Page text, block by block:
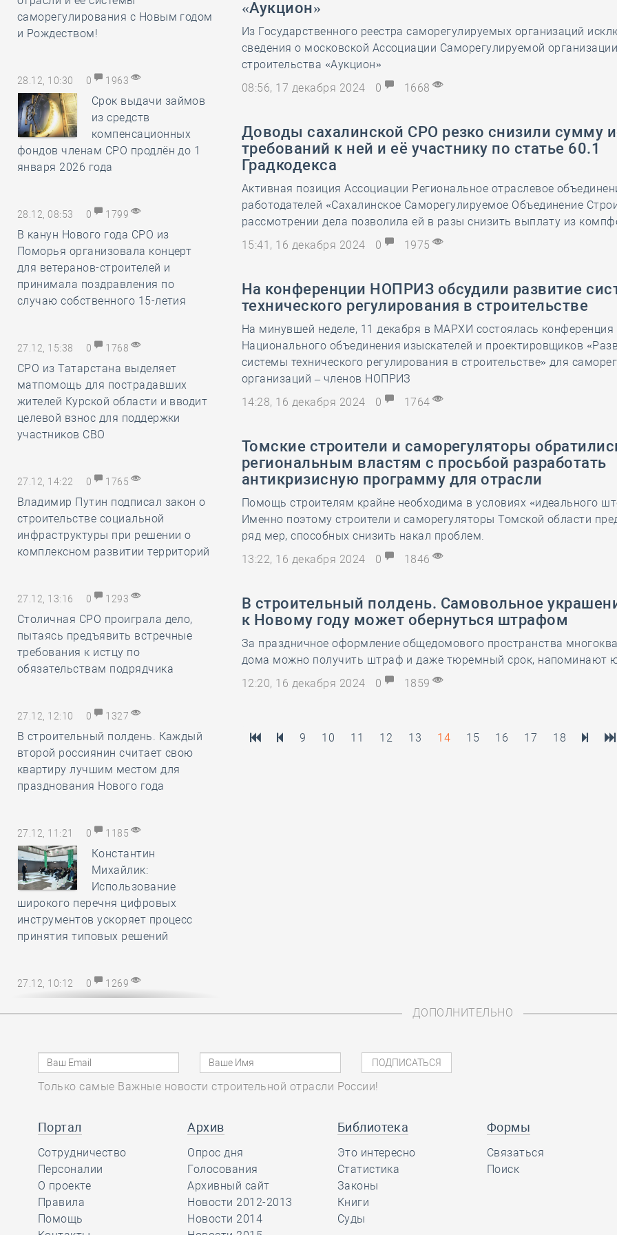
саморегулирования с Новым годом
и Рождеством!
28.12, 10:30 0 1963
Срок выдачи займов
из средств
компенсационных
фондов членам СРО продлён до 1
января 2026 года
28.12, 08:53 0 1799
В канун Нового года СРО из
Поморья организовала концерт
для ветеранов-строителей и
принимала поздравления по
случаю собственного 15-летия
27.12, 15:38 0 1768
СРО из Татарстана выделяет
матпомощь для пострадавших
жителей Курской области и вводит
целевой взнос для поддержки
участников СВО
27.12, 14:22 0 1765
Владимир Путин подписал закон о
строительстве социальной
инфраструктуры при решении о
комплексном развитии территорий
27.12, 13:16 0 1293
Столичная СРО проиграла дело,
пытаясь предъявить встречные
требования к истцу по
обязательствам подрядчика
27.12, 12:10 0 1327
В строительный полдень. Каждый
второй россиянин считает свою
квартиру лучшим местом для
празднования Нового года
27.12, 11:21 0 1185
Константин
Михайлик:
Использование
широкого перечня цифровых
инструментов ускоряет процесс
принятия типовых решений
27.12, 10:12 0 1269
расходов на охрану труда
отметил, что объём
работ в
строительстве вырос более, чем на
32 процента с 2019 года
«Аукцион»
Из Государственного реестра саморегулируемых организаций
сведения о московской Ассоциации Саморегулируемой
строительства «Аукцион»
08:56, 17 декабря 2024
0 1668
Доводы сахалинской СРО резко снизили сумму
требований к ней и её участнику по статье 60.1
Градкодекса
Активная позиция Ассоциации Региональное отраслевое
работодателей «Сахалинское Саморегулируемое Объединение
рассмотрении дела позволила ей в разы снизить выплату из
15:41, 16 декабря 2024
0 1975
На конференции НОПРИЗ обсудили развитие
технического регулирования в строительстве
На минувшей неделе, 11 декабря в МАРХИ состоялась конференция
Национального объединения изыскателей и проектировщиков
системы технического регулирования в строительстве» для
организаций – членов НОПРИЗ
14:28, 16 декабря 2024
0 1764
Томские строители и саморегуляторы
региональным властям с просьбой разработать
антикризисную программу для отрасли
Помощь строителям крайне необходима в условиях «идеального
Именно поэтому строители и саморегуляторы Томской области
ряд мер, способных снизить накал проблем.
13:22, 16 декабря 2024
0 1846
В строительный полдень. Самовольное
к Новому году может обернуться штрафом
За праздничное оформление общедомового пространства
дома можно получить штраф и даже тюремный срок, напоминают
12:20, 16 декабря 2024
0 1859
9 10 11 12 13 14 15 16 17 18
ДОПОЛНИТЕЛЬНО
Только самые Важные новости строительной отрасли России!
Портал
Сотрудничество
Персоналии
О проекте
Правила
Помощь
Архив
Опрос дня
Голосования
Архивный сайт
Новости 2012-2013
Новости 2014
Библиотека
Это интересно
Статистика
Законы
Книги
Суды
Формы
Связаться
Поиск